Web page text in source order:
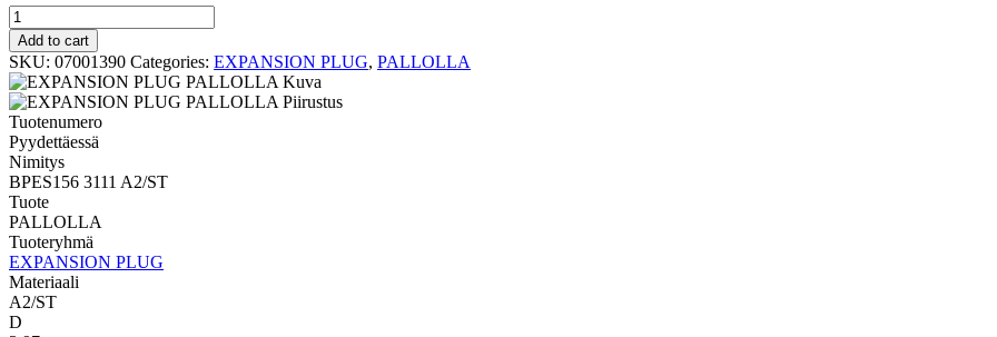
PALLOLLA
BPES156
3111
A2/ST
quantity
Add to cart
SKU: 07001390 Categories: EXPANSION PLUG, PALLOLLA
Tuotenumero
Pyydettäessä
Nimitys
BPES156 3111 A2/ST
Tuote
PALLOLLA
Tuoteryhmä
EXPANSION PLUG
Materiaali
A2/ST
D